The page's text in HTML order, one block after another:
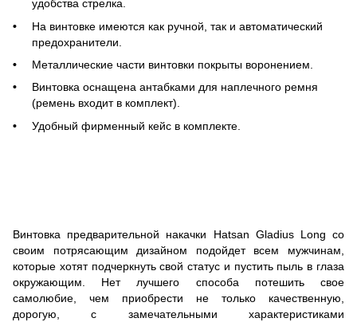
удобства стрелка.
На винтовке имеются как ручной, так и автоматический
предохранители.
Металлические части винтовки покрыты воронением.
Винтовка оснащена антабками для наплечного ремня
(ремень входит в комплект).
Удобный фирменный кейс в комплекте.
Винтовка предварительной накачки Hatsan Gladius Long со
своим потрясающим дизайном подойдет всем мужчинам,
которые хотят подчеркнуть свой статус и пустить пыль в глаза
окружающим. Нет лучшего способа потешить свое
самолюбие, чем приобрести не только качественную,
дорогую, с замечательными характеристиками